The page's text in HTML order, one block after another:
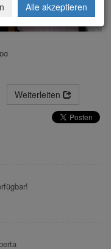
Weiterleiten
Alle akzeptieren